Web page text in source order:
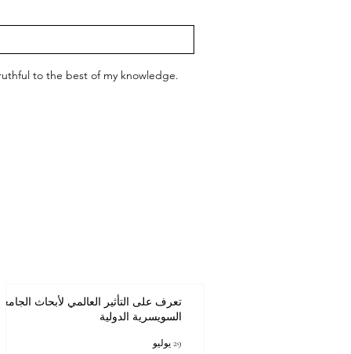
to the best of my knowledge.
عنوان
تعرف على التأثير العالمي لأبحاث الجامعة
السويسرية الدولية
29 يوليو